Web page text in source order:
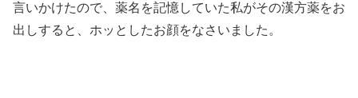
言いかけたので、薬名を記憶していた私がその漢方薬をお
出しすると、ホッとしたお顔をなさいました。